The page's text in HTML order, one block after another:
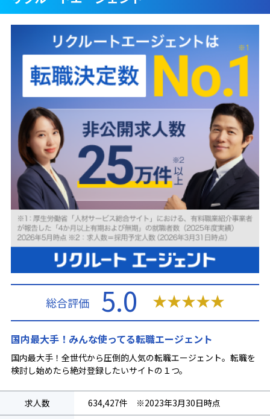
国内最大手！みんな使ってる転職エージェント
国内最大手！全世代から圧倒的人気の転職エージェント。転職を
検討し始めたら絶対登録したいサイトの１つ。
総合評価 5.0 ★★★★★
求人数 634,427件 ※2023年3月30日時点